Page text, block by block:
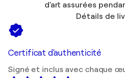
d'art assurées
Détails de
Certificat d'authenticité
Signé et inclus avec chaque